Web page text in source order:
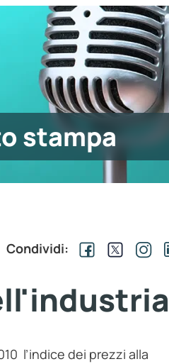
stampa
Condividi:
l’indice dei prezzi alla